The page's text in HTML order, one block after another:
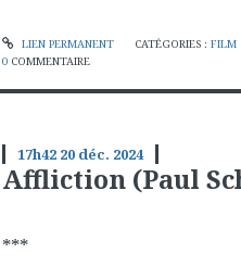
LIEN PERMANENT CATÉGORIES : FILM
0 COMMENTAIRE
17h42 20 déc. 2024
Affliction (Paul
***